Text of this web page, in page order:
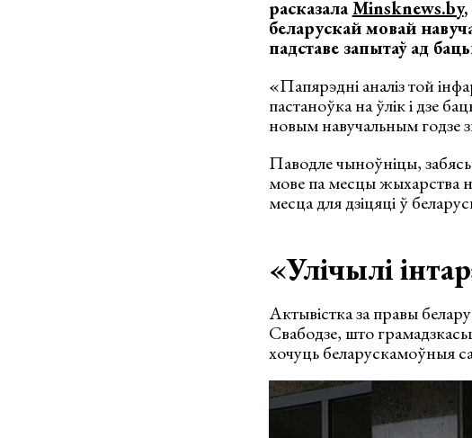
расказалаMinsknews.by
беларускай мовай
падставе запытаў ад
«Папярэдні аналіз той
пастаноўка на ўлік і дзе
новым навучальным годзе
Паводле чыноўніцы,
мове па месцы жыхарства
месца для дзіцяці ў
«Улічылі
Актывістка за правы
Свабодзе, што
хочуць беларускамоўныя